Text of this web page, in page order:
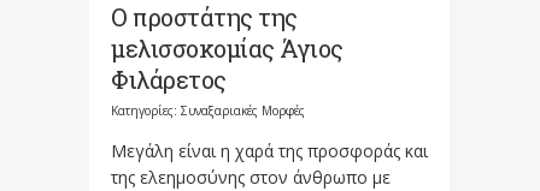
Ο προστάτης της
μελισσοκομίας Άγιος
Φιλάρετος
Κατηγορίες: Συναξαριακές Μορφές
Μεγάλη είναι η χαρά της προσφοράς και
της ελεημοσύνης στον άνθρωπο με